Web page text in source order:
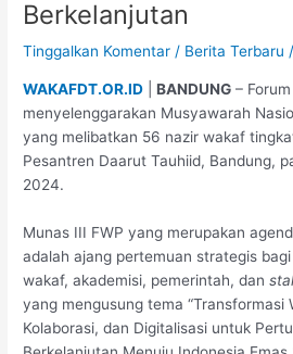
Berkelanjutan
Tinggalkan Komentar / Berita Terbaru
WAKAFDT.OR.ID |BANDUNG –
menyelenggarakan Musyawarah
yang melibatkan 56 nazir wakaf
Pesantren Daarut Tauhiid, Bandung,
2024.
Munas III FWP yang merupakan
adalah ajang pertemuan strategis
wakaf, akademisi, pemerintah, dan
yang mengusung tema “Transformasi
Kolaborasi, dan Digitalisasi untuk